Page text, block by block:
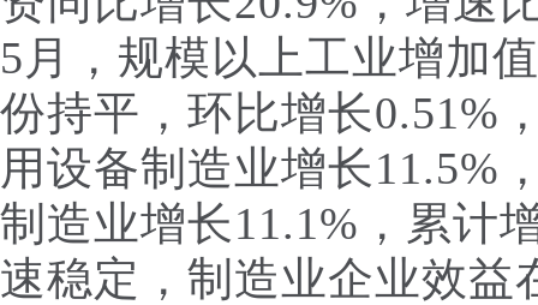
5月，规模以上工业增加
份持平，环比增长0.51%
用设备制造业增长11.5%
制造业增长11.1%，累计
速稳定，制造业企业效益